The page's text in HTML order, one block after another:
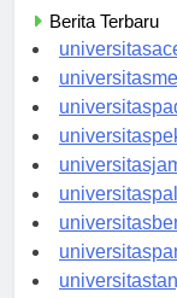
Berita Terbaru